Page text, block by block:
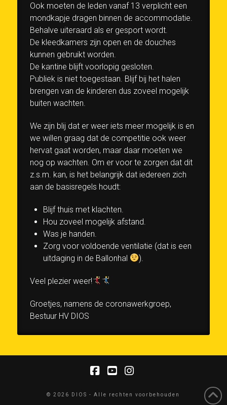
Ook moeten de leden vanaf 13 verplicht een
mondkapje dragen binnen de accommodatie.
Behalve uiteraard als er gesport wordt.
De kleedkamers zijn open en de douches
kunnen gebruikt worden.
De kantine blijft voorlopig gesloten.
Publiek is niet toegestaan. Blijf bij het halen
brengen van de kinderen dus zoveel mogelijk
buiten wachten.
We zijn blij dat er weer iets meer mogelijk is en
we willen graag dat de competitie ook weer
hervat gaat worden, maar daar moeten we
nog op wachten. Om er voor te zorgen dat dit
z.s.m. kan, is het belangrijk dat iedereen zich
aan de basisregels houdt:
Blijf thuis met klachten.
Hou zoveel mogelijk afstand.
Was je handen.
Zorg voor voldoende ventilatie (dat is een
uitdaging in de Ballonhal
).
Veel plezier weer!
Groetjes, namens de coronawerkgroep,
Bestuur HV DIOS
© 2026 DIOS - Alle rechten voorbehouden